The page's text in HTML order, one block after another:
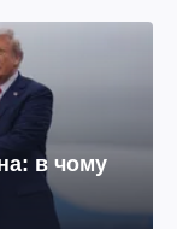
в чому